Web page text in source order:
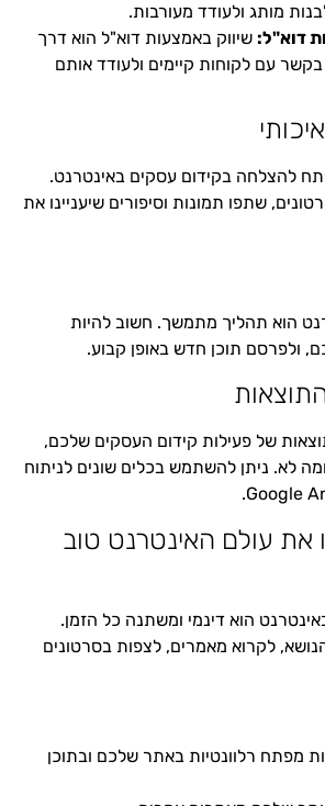
מותג ולעודד מעורבות.
דוא"ל: שיווק באמצעות דוא"ל הוא דרך
עם לקוחות קיימים ולעודד אותם
להצלחה בקידום עסקים באינטרנט.
שתפו תמונות וסיפורים שיעניינו את
הוא תהליך מתמשך. חשוב להיות
ולפרסם תוכן חדש באופן קבוע.
של פעילות קידום העסקים שלכם,
לא. ניתן להשתמש בכלים שונים לניתוח
את עולם האינטרנט טוב
הוא דינמי ומשתנה כל הזמן.
לקרוא מאמרים, לצפות בסרטונים
מפתח רלוונטיות באתר שלכם ובתוכן